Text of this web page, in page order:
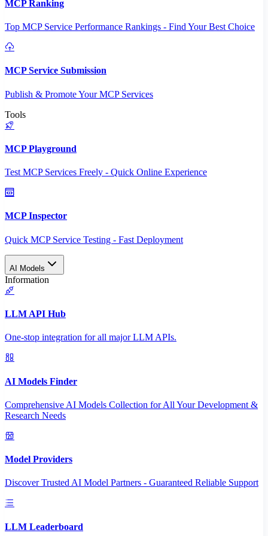
MCP Ranking
Top MCP Service Performance Rankings - Find Your Best Choice
MCP Service Submission
Publish & Promote Your MCP Services
Tools
MCP Playground
Test MCP Services Freely - Quick Online Experience
MCP Inspector
Quick MCP Service Testing - Fast Deployment
AI Models
Information
LLM API Hub
One-stop integration for all major LLM APIs.
AI Models Finder
Comprehensive AI Models Collection for All Your Development &
Research Needs
Model Providers
Discover Trusted AI Model Partners - Guaranteed Reliable Support
LLM Leaderboard